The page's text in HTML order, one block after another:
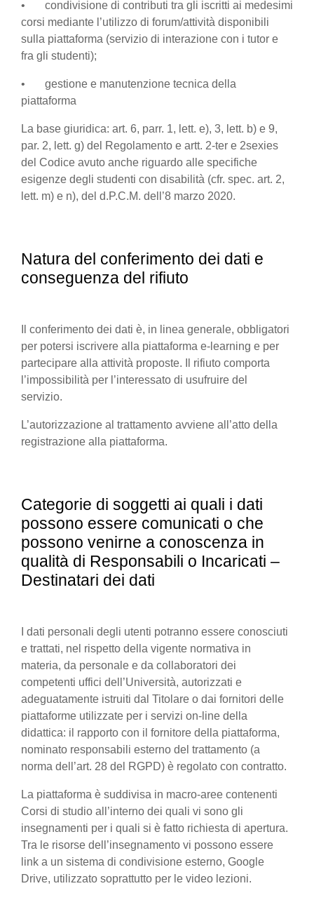
• condivisione di contributi tra gli iscritti ai medesimi
corsi mediante l’utilizzo di forum/attività disponibili
sulla piattaforma (servizio di interazione con i tutor e
fra gli studenti);
• gestione e manutenzione tecnica della
piattaforma
La base giuridica: art. 6, parr. 1, lett. e), 3, lett. b) e 9,
par. 2, lett. g) del Regolamento e artt. 2-ter e 2sexies
del Codice avuto anche riguardo alle specifiche
esigenze degli studenti con disabilità (cfr. spec. art. 2,
lett. m) e n), del d.P.C.M. dell’8 marzo 2020.
Natura del conferimento dei dati e
conseguenza del rifiuto
Il conferimento dei dati è, in linea generale, obbligatori
per potersi iscrivere alla piattaforma e-learning e per
partecipare alla attività proposte. Il rifiuto comporta
l’impossibilità per l’interessato di usufruire del
servizio.
L’autorizzazione al trattamento avviene all’atto della
registrazione alla piattaforma.
Categorie di soggetti ai quali i dati
possono essere comunicati o che
possono venirne a conoscenza in
qualità di Responsabili o Incaricati –
Destinatari dei dati
I dati personali degli utenti potranno essere conosciuti
e trattati, nel rispetto della vigente normativa in
materia, da personale e da collaboratori dei
competenti uffici dell’Università, autorizzati e
adeguatamente istruiti dal Titolare o dai fornitori delle
piattaforme utilizzate per i servizi on-line della
didattica: il rapporto con il fornitore della piattaforma,
nominato responsabili esterno del trattamento (a
norma dell’art. 28 del RGPD) è regolato con contratto.
La piattaforma è suddivisa in macro-aree contenenti
Corsi di studio all’interno dei quali vi sono gli
insegnamenti per i quali si è fatto richiesta di apertura.
Tra le risorse dell’insegnamento vi possono essere
link a un sistema di condivisione esterno, Google
Drive, utilizzato soprattutto per le video lezioni.